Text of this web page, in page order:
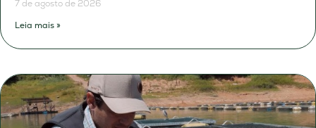
7 de agosto de 2026
Leia mais »